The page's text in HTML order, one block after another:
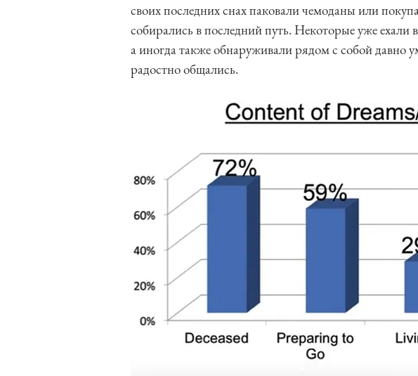
своих последних снах паковали чемоданы или
собирались в последний путь. Некоторые уже ехали
а иногда также обнаруживали рядом с собой
радостно общались.